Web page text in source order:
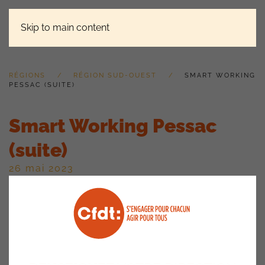
Skip to main content
RÉGIONS RÉGION SUD-OUEST
SMART WORKING
PESSAC (SUITE)
Smart Working Pessac
(suite)
26 mai 2023